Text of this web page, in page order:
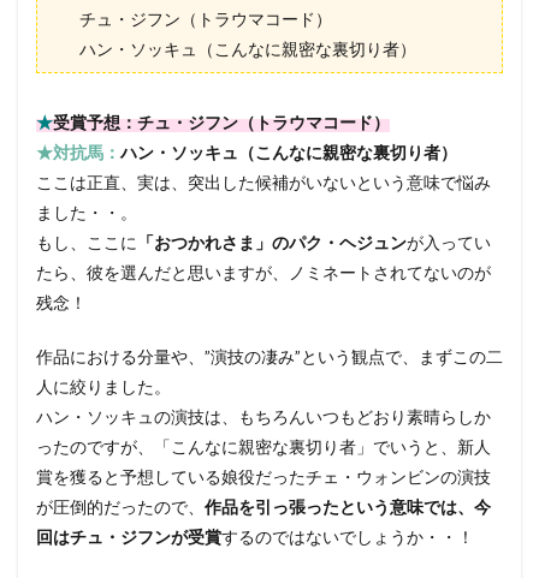
チュ・ジフン（トラウマコード）
ハン・ソッキュ（こんなに親密な裏切り者）
★受賞予想：チュ・ジフン（トラウマコード）
★対抗馬：ハン・ソッキュ（こんなに親密な裏切り者）
ここは正直、実は、突出した候補がいないという意味で悩み
ました・・。
もし、ここに 「おつかれさま」のパク・ヘジュンが入ってい
たら、彼を選んだと思いますが、ノミネートされてないのが
残念！
作品における分量や、”演技の凄み”という観点で、まずこの二
人に絞りました。
ハン・ソッキュの演技は、もちろんいつもどおり素晴らしか
ったのですが、「こんなに親密な裏切り者」でいうと、新人
賞を獲ると予想している娘役だったチェ・ウォンビンの演技
が圧倒的だったので、 作品を引っ張ったという意味では、今
回はチュ・ジフンが受賞するのではないでしょうか・・！